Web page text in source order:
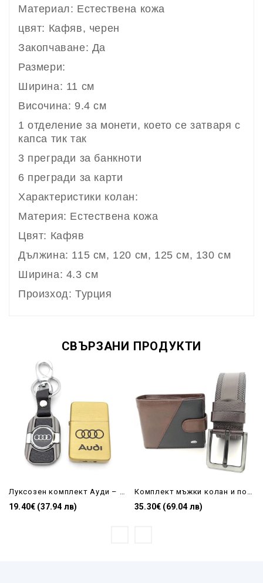
Материал: Естествена кожа
цвят: Кафяв, черен
Закопчаване: Да
Размери:
Ширина: 11 см
Височина: 9.4 см
1 отделение за монети, което се затваря с
капса тик так
3 прегради за банкноти
6 прегради за карти
Характеристики колан:
Материя: Естествена кожа
Цвят: Кафяв
Дължина: 115 см, 120 см, 125 см, 130 см
Ширина: 4.3 см
Произход: Турция
СВЪРЗАНИ ПРОДУКТИ
19.40€ (37.94 лв) 35.30€ (69.04 лв)